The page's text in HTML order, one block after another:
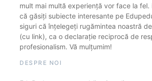
mult mai multă experiență vor face la fel.
că găsiți subiecte interesante pe
siguri că înțelegeți rugămintea noastră
(cu link), ca o declarație reciprocă de
profesionalism. Vă mulțumim!
DESPRE NOI